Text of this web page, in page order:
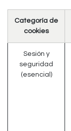
Categoría de
cookies
Sesión y
seguridad
(esencial)